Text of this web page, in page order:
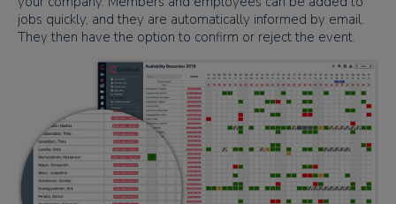
jobs quickly, and they are automatically informed by email.
They then have the option to confirm or reject the event.